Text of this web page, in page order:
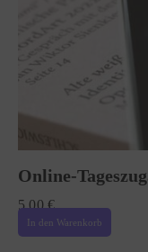
Online-
5,00€
In den Warenkorb